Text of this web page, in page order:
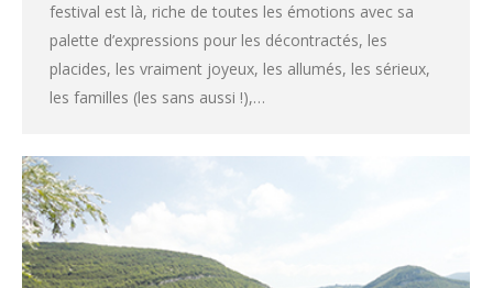
festival est là, riche de toutes les émotions avec sa
palette d’expressions pour les décontractés, les
placides, les vraiment joyeux, les allumés, les sérieux,
les familles (les sans aussi !),…